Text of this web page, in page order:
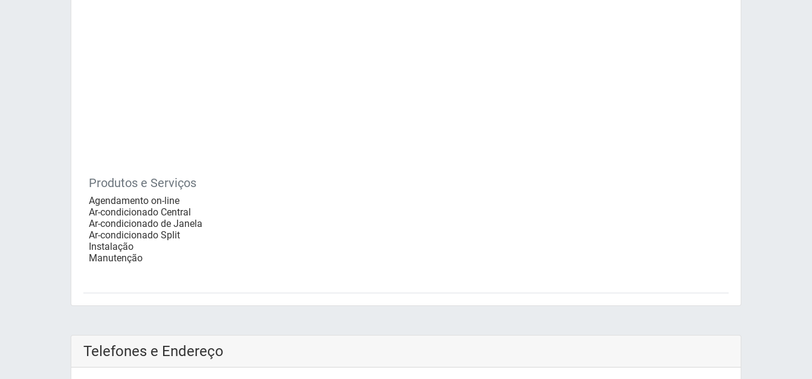
Produtos e Serviços
Agendamento on-line
Ar-condicionado Central
Ar-condicionado de Janela
Ar-condicionado Split
Instalação
Manutenção
Telefones e Endereço